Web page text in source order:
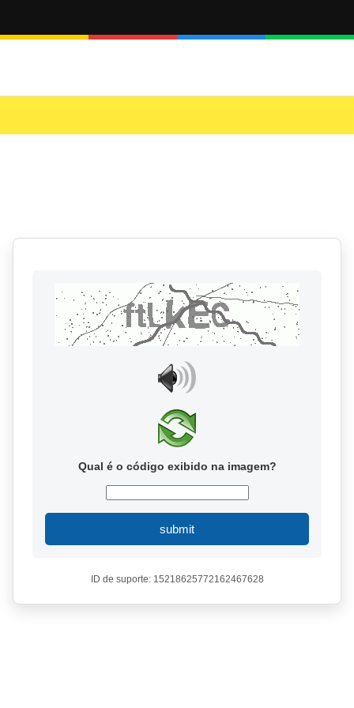
Qual é o código exibido na imagem?
submit
ID de suporte: 15218625772162467628